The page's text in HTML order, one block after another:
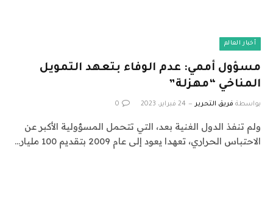
أخبار العالم
مسؤول أممي: عدم الوفاء بتعهد التمويل
المناخي “مهزلة”
بواسطة فريق التحرير 24 فبراير، 2023 0
ولم تنفذ الدول الغنية بعد، التي تتحمل المسؤولية الأكبر عن
الاحتباس الحراري، تعهدا يعود إلى عام 2009 بتقديم 100 مليار…